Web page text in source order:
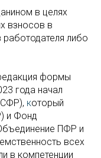
в целях
взносов в
либо
формы
года начал
который
и Фонд
ПФР и
всех
в компетенции